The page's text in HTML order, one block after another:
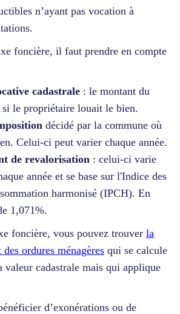
n’ayant pas vocation à
foncière, il faut prendre en compte
cadastrale : le montant du
le propriétaire louait le bien.
décidé par la commune où
Celui-ci peut varier chaque année.
de revalorisation : celui-ci varie
année et se base sur l'Indice des
harmonisé (IPCH). En
1,071%.
foncière, vous pouvez trouver la
ordures ménagères qui se calcule
valeur cadastrale mais qui applique
d’exonérations ou de